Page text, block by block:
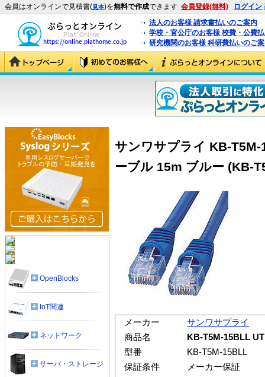
会員はオンラインで見積書(見本)を無料で作成できます 会員登録(無料) ログイン
法人のお客様 請求書払いのご案内
学校・官公庁のお客様 校費・公費
研究機関のお客様 科研費払いのご
サンワサプライ KB-
ーブル 15m ブルー (KB-
メーカー
サンワサプライ
商品名
KB-T5M-15BLL
型番
KB-T5M-15BLL
保証条件
メーカー保証
OpenBlocks
IoT関連
ネットワーク
サーバ・ストレージ